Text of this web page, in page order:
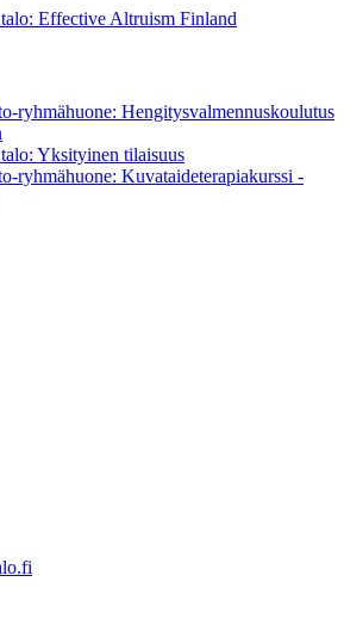
Effective Altruism Finland
ryhmähuone: Hengitysvalmennuskoulutus
Yksityinen tilaisuus
ryhmähuone: Kuvataideterapiakurssi -